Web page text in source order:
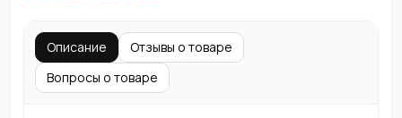
Описание
Отзывы о товаре
Вопросы о товаре